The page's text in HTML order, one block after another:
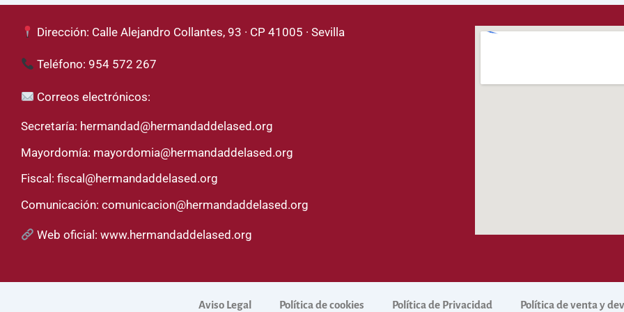
Dirección: Calle Alejandro Collantes, 93 · CP 41005 · Sevilla
Teléfono: 954 572 267
Correos electrónicos:
Secretaría: hermandad@hermandaddelased.org
Mayordomía: mayordomia@hermandaddelased.org
Fiscal: fiscal@hermandaddelased.org
Comunicación: comunicacion@hermandaddelased.org
Web oficial:www.hermandaddelased.org
Aviso Legal Política de cookies Política de Privacidad Política de venta y